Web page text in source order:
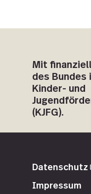
Mit
des Bundes
Kinder- und
(KJFG).
Datenschutz
Impressum